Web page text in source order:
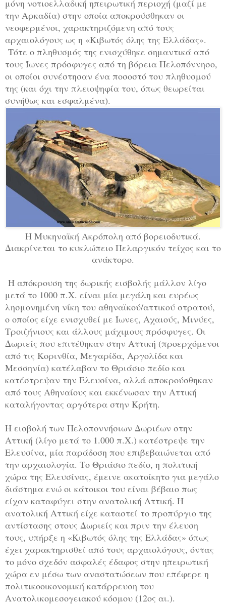
μόνη νοτιοελλαδική ηπειρωτική περιοχή (μαζί με
την Αρκαδία) στην οποία αποκρούσθηκαν οι
νεοφερμένοι, χαρακτηριζόμενη από τους
αρχαιολόγους ως η «Κιβωτός όλης της Ελλάδας».
Τότε ο πληθυσμός της ενισχύθηκε σημαντικά από
τους Ίωνες πρόσφυγες από τη βόρεια Πελοπόννησο,
οι οποίοι συνέστησαν ένα ποσοστό του πληθυσμού
της (και όχι την πλειοψηφία του, όπως θεωρείται
συνήθως και εσφαλμένα).
Η Μυκηναϊκή Ακρόπολη από βορειοδυτικά.
Διακρίνεται το κυκλώπειο Πελαργικόν τείχος και το
ανάκτορο.
Η απόκρουση της δωρικής εισβολής μάλλον λίγο
μετά το 1000 π.Χ. είναι μία μεγάλη και ευρέως
λησμονημένη νίκη του αθηναϊκού/αττικού στρατού,
ο οποίος είχε ενισχυθεί με Ίωνες, Αχαιούς, Μινύες,
Τροιζήνιους και άλλους μάχιμους πρόσφυγες. Οι
Δωριείς που επιτέθηκαν στην Αττική (προερχόμενοι
από τις Κορινθία, Μεγαρίδα, Αργολίδα και
Μεσσηνία) κατέλαβαν το Θριάσιο πεδίο και
κατέστρεψαν την Ελευσίνα, αλλά αποκρούσθηκαν
από τους Αθηναίους και εκκένωσαν την Αττική
καταλήγοντας αργότερα στην Κρήτη.
Η εισβολή των Πελοποννήσιων Δωριέων στην
Αττική (λίγο μετά το 1.000 π.Χ.) κατέστρεψε την
Ελευσίνα, μία παράδοση που επιβεβαιώνεται από
την αρχαιολογία. Το Θριάσιο πεδίο, η πολιτική
χώρα της Ελευσίνας, έμεινε ακατοίκητο για μεγάλο
διάστημα ενώ οι κάτοικοι του είναι βέβαιο πως
είχαν καταφύγει στην ανατολική Αττική. Η
ανατολική Αττική είχε καταστεί το προπύργιο της
αντίστασης στους Δωριείς και πριν την έλευση
τους, υπήρξε η «Κιβωτός όλης της Ελλάδας» όπως
έχει χαρακτηρισθεί από τους αρχαιολόγους, όντας
το μόνο σχεδόν ασφαλές έδαφος στην ηπειρωτική
χώρα εν μέσω των αναστατώσεων που επέφερε η
πολιτικοοικονομική κατάρρευση του
Ανατολικομεσογειακού κόσμου (12ος αι.).